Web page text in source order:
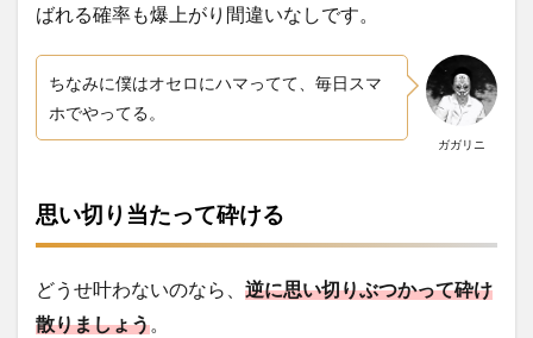
ばれる確率も爆上がり間違いなしです。
ガガリニ
ちなみに僕はオセロにハマってて、毎日スマ
ホでやってる。
思い切り当たって砕ける
どうせ叶わないのなら、 逆に思い切りぶつかって砕け
散りましょう